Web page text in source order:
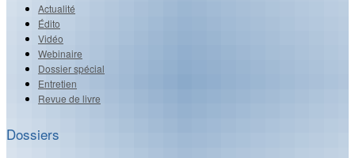
Actualité
Édito
Vidéo
Webinaire
Dossier spécial
Entretien
Revue de livre
Dossiers